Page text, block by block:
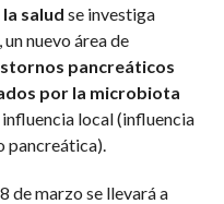
salud se investiga
nuevo área de
pancreáticos
por la microbiota
influencia local (influencia
pancreática).
de marzo se llevará a